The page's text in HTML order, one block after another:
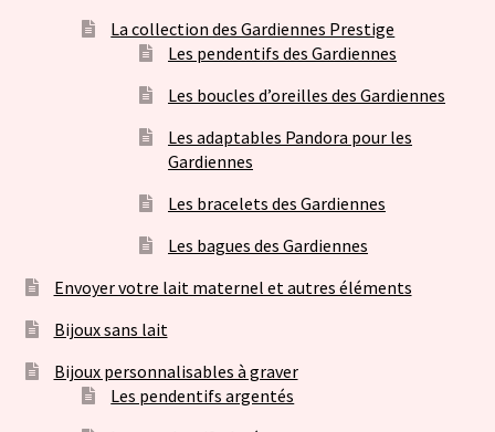
La collection des Gardiennes Prestige
Les pendentifs des Gardiennes
Les boucles d’oreilles des Gardiennes
Les adaptables Pandora pour les
Gardiennes
Les bracelets des Gardiennes
Les bagues des Gardiennes
Envoyer votre lait maternel et autres éléments
Bijoux sans lait
Bijoux personnalisables à graver
Les pendentifs argentés